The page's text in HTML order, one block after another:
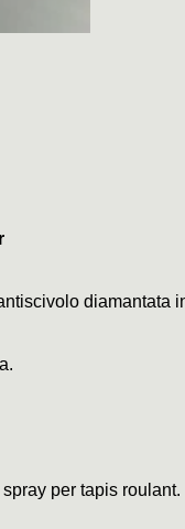
diamantata
per tapis roulant.